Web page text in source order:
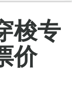
梭专
价